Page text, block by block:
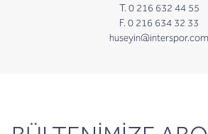
T. 0 216 632 44 55
F. 0 216 634 32 33
huseyin@interspor.com